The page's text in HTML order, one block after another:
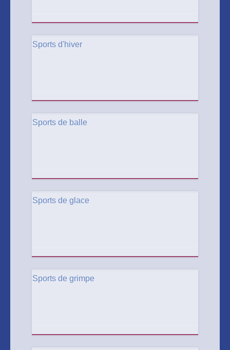
Sports d'hiver
Sports de balle
Sports de glace
Sports de grimpe